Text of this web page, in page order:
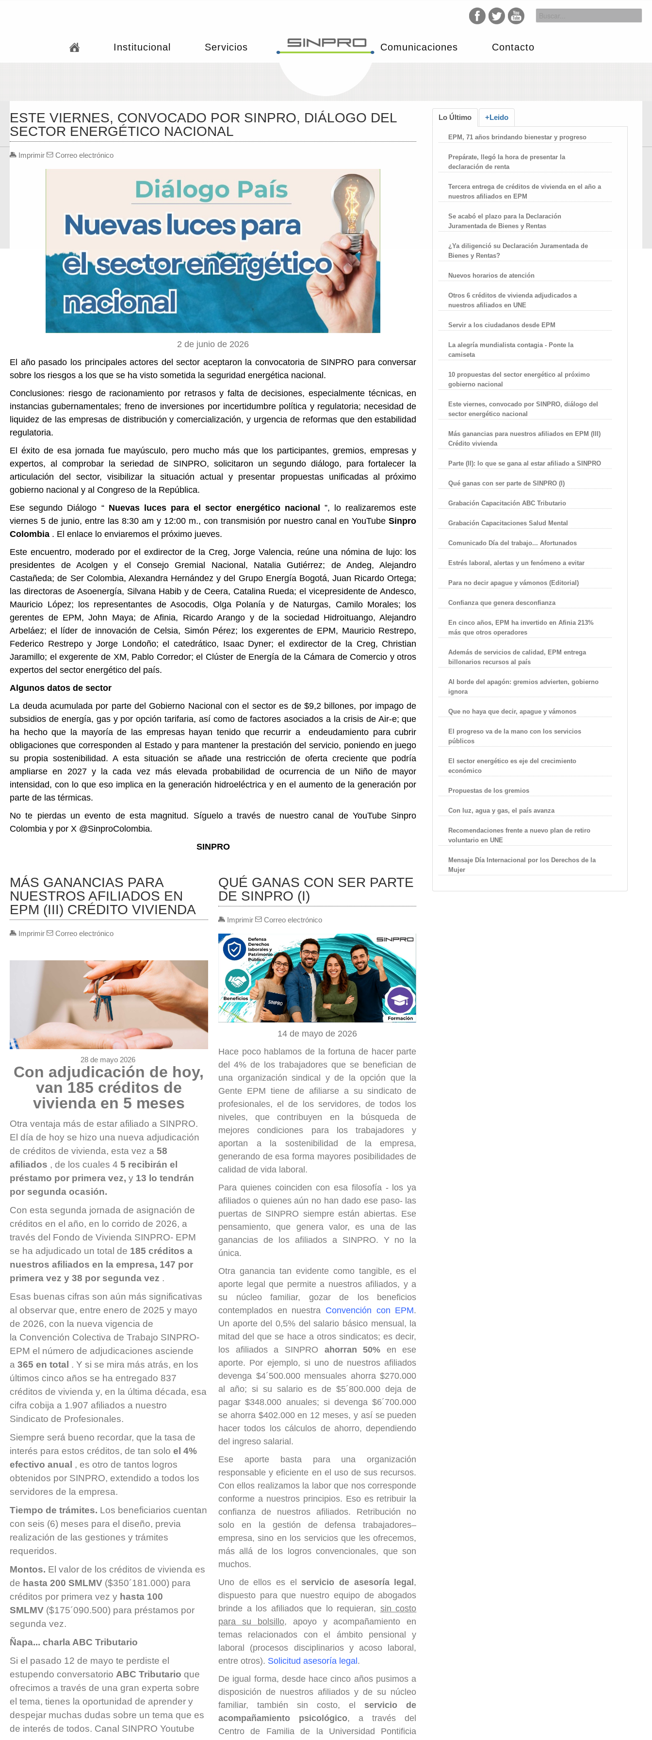
Institucional Servicios Comunicaciones Contacto
ESTE VIERNES, CONVOCADO POR SINPRO, DIÁLOGO DEL
SECTOR ENERGÉTICO NACIONAL
Imprimir Correo electrónico
2 de junio de 2026
El año pasado los principales actores del sector aceptaron la convocatoria de SINPRO para conversar
sobre los riesgos a los que se ha visto sometida la seguridad energética nacional.
Conclusiones: riesgo de racionamiento por retrasos y falta de decisiones, especialmente técnicas, en
instancias gubernamentales; freno de inversiones por incertidumbre política y regulatoria; necesidad de
liquidez de las empresas de distribución y comercialización, y urgencia de reformas que den estabilidad
regulatoria.
El éxito de esa jornada fue mayúsculo, pero mucho más que los participantes, gremios, empresas y
expertos, al comprobar la seriedad de SINPRO, solicitaron un segundo diálogo, para fortalecer la
articulación del sector, visibilizar la situación actual y presentar propuestas unificadas al próximo
gobierno nacional y al Congreso de la República.
Ese segundo Diálogo “ Nuevas luces para el sector energético nacional ”, lo realizaremos este
viernes 5 de junio, entre las 8:30 am y 12:00 m., con transmisión por nuestro canal en YouTubeSinpro
Colombia . El enlace lo enviaremos el próximo jueves.
Este encuentro, moderado por el exdirector de la Creg, Jorge Valencia, reúne una nómina de lujo: los
presidentes de Acolgen y el Consejo Gremial Nacional, Natalia Gutiérrez; de Andeg, Alejandro
Castañeda; de Ser Colombia, Alexandra Hernández y del Grupo Energía Bogotá, Juan Ricardo Ortega;
las directoras de Asoenergía, Silvana Habib y de Ceera, Catalina Rueda; el vicepresidente de Andesco,
Mauricio López; los representantes de Asocodis, Olga Polanía y de Naturgas, Camilo Morales; los
gerentes de EPM, John Maya; de Afinia, Ricardo Arango y de la sociedad Hidroituango, Alejandro
Arbeláez; el líder de innovación de Celsia, Simón Pérez; los exgerentes de EPM, Mauricio Restrepo,
Federico Restrepo y Jorge Londoño; el catedrático, Isaac Dyner; el exdirector de la Creg, Christian
Jaramillo; el exgerente de XM, Pablo Corredor; el Clúster de Energía de la Cámara de Comercio y otros
expertos del sector energético del país.
Algunos datos de sector
La deuda acumulada por parte del Gobierno Nacional con el sector es de $9,2 billones, por impago de
subsidios de energía, gas y por opción tarifaria, así como de factores asociados a la crisis de Air-e; que
ha hecho que la mayoría de las empresas hayan tenido que recurrir aendeudamiento para cubrir
obligaciones que corresponden al Estado y para mantener la prestación del servicio, poniendo en juego
su propia sostenibilidad. A esta situación se añade una restricción de oferta creciente que podría
ampliarse en 2027 y la cada vez más elevada probabilidad de ocurrencia de un Niño de mayor
intensidad, con lo que eso implica en la generación hidroeléctrica y en el aumento de la generación por
parte de las térmicas.
No te pierdas un evento de esta magnitud. Síguelo a través de nuestro canal de YouTube Sinpro
Colombia y por X @SinproColombia.
SINPRO
MÁS GANANCIAS PARA
NUESTROS AFILIADOS EN
EPM (III) CRÉDITO VIVIENDA
Imprimir Correo electrónico
28 de mayo 2026
Con adjudicación de hoy,
van 185 créditos de
vivienda en 5 meses
Otra ventaja más de estar afiliado a SINPRO.
El día de hoy se hizo una nueva adjudicación
de créditos de vivienda, esta vez a58
afiliados , de los cuales 45 recibirán el
préstamo por primera vez, y 13 lo tendrán
por segunda ocasión.
Con esta segunda jornada de asignación de
créditos en el año, en lo corrido de 2026, a
través del Fondo de Vivienda SINPRO- EPM
se ha adjudicado un total de 185 créditos a
nuestros afiliados en la empresa, 147 por
primera vez y 38 por segunda vez .
Esas buenas cifras son aún más significativas
al observar que, entre enero de 2025 y mayo
de 2026, con la nueva vigencia de
la Convención Colectiva de Trabajo SINPRO-
EPM el número de adjudicaciones asciende
a365 en total . Y si se mira más atrás, en los
últimos cinco años se ha entregado 837
créditos de vivienda y, en la última década, esa
cifra cobija a 1.907 afiliados a nuestro
Sindicato de Profesionales.
Siempre será bueno recordar, que la tasa de
interés para estos créditos, de tan soloel 4%
efectivo anual , es otro de tantos logros
obtenidos por SINPRO, extendido a todos los
servidores de la empresa.
Tiempo de trámites. Los beneficiarios cuentan
con seis (6) meses para el diseño, previa
realización de las gestiones y trámites
requeridos.
Montos. El valor de los créditos de vivienda es
de hasta 200 SMLMV ($350´181.000) para
créditos por primera vez y hasta 100
SMLMV ($175´090.500) para préstamos por
segunda vez.
Ñapa... charla ABC Tributario
Si el pasado 12 de mayo te perdiste el
estupendo conversatorio ABC Tributario que
ofrecimos a través de una gran experta sobre
el tema, tienes la oportunidad de aprender y
despejar muchas dudas sobre un tema que es
de interés de todos. Canal SINPRO Youtube
QUÉ GANAS CON SER PARTE
DE SINPRO (I)
Imprimir Correo electrónico
14 de mayo de 2026
Hace poco hablamos de la fortuna de hacer parte
del 4% de los trabajadores que se benefician de
una organización sindical y de la opción que la
Gente EPM tiene de afiliarse a su sindicato de
profesionales, el de los servidores, de todos los
niveles, que contribuyen en la búsqueda de
mejores condiciones para los trabajadores y
aportan a la sostenibilidad de la empresa,
generando de esa forma mayores posibilidades de
calidad de vida laboral.
Para quienes coinciden con esa filosofía - los ya
afiliados o quienes aún no han dado ese paso- las
puertas de SINPRO siempre están abiertas. Ese
pensamiento, que genera valor, es una de las
ganancias de los afiliados a SINPRO. Y no la
única.
Otra ganancia tan evidente como tangible, es el
aporte legal que permite a nuestros afiliados, y a
su núcleo familiar, gozar de los beneficios
contemplados en nuestra Convención con EPM.
Un aporte del 0,5% del salario básico mensual, la
mitad del que se hace a otros sindicatos; es decir,
los afiliados a SINPRO ahorran 50% en ese
aporte. Por ejemplo, si uno de nuestros afiliados
devenga $4´500.000 mensuales ahorra $270.000
al año; si su salario es de $5´800.000 deja de
pagar $348.000 anuales; si devenga $6´700.000
se ahorra $402.000 en 12 meses, y así se pueden
hacer todos los cálculos de ahorro, dependiendo
del ingreso salarial.
Ese aporte basta para una organización
responsable y eficiente en el uso de sus recursos.
Con ellos realizamos la labor que nos corresponde
conforme a nuestros principios. Eso es retribuir la
confianza de nuestros afiliados. Retribución no
solo en la gestión de defensa trabajadores–
empresa, sino en los servicios que les ofrecemos,
más allá de los logros convencionales, que son
muchos.
Uno de ellos es el servicio de asesoría legal,
dispuesto para que nuestro equipo de abogados
brinde a los afiliados que lo requieran, sin costo
para su bolsillo, apoyo y acompañamiento en
temas relacionados con el ámbito pensional y
laboral (procesos disciplinarios y acoso laboral,
entre otros). Solicitud asesoría legal.
De igual forma, desde hace cinco años pusimos a
disposición de nuestros afiliados y de su núcleo
familiar, también sin costo, el servicio de
acompañamiento psicológico, a través del
Centro de Familia de la Universidad Pontificia
Lo Último +Leido
EPM, 71 años brindando bienestar y progreso
Prepárate, llegó la hora de presentar la
declaración de renta
Tercera entrega de créditos de vivienda en el año a
nuestros afiliados en EPM
Se acabó el plazo para la Declaración
Juramentada de Bienes y Rentas
¿Ya diligenció su Declaración Juramentada de
Bienes y Rentas?
Nuevos horarios de atención
Otros 6 créditos de vivienda adjudicados a
nuestros afiliados en UNE
Servir a los ciudadanos desde EPM
La alegría mundialista contagia - Ponte la
camiseta
10 propuestas del sector energético al próximo
gobierno nacional
Este viernes, convocado por SINPRO, diálogo del
sector energético nacional
Más ganancias para nuestros afiliados en EPM (III)
Crédito vivienda
Parte (II): lo que se gana al estar afiliado a SINPRO
Qué ganas con ser parte de SINPRO (I)
Grabación Capacitación ABC Tributario
Grabación Capacitaciones Salud Mental
Comunicado Día del trabajo... Afortunados
Estrés laboral, alertas y un fenómeno a evitar
Para no decir apague y vámonos (Editorial)
Confianza que genera desconfianza
En cinco años, EPM ha invertido en Afinia 213%
más que otros operadores
Además de servicios de calidad, EPM entrega
billonarios recursos al país
Al borde del apagón: gremios advierten, gobierno
ignora
Que no haya que decir, apague y vámonos
El progreso va de la mano con los servicios
públicos
El sector energético es eje del crecimiento
económico
Propuestas de los gremios
Con luz, agua y gas, el país avanza
Recomendaciones frente a nuevo plan de retiro
voluntario en UNE
Mensaje Día Internacional por los Derechos de la
Mujer